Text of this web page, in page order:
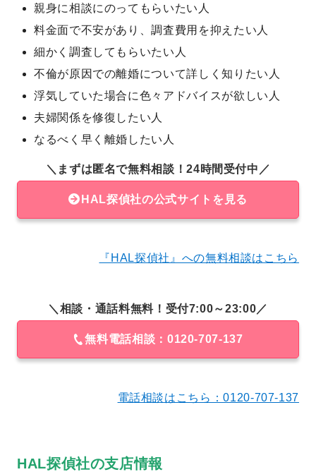
親身に相談にのってもらいたい人
料金面で不安があり、調査費用を抑えたい人
細かく調査してもらいたい人
不倫が原因での離婚について詳しく知りたい人
浮気していた場合に色々アドバイスが欲しい人
夫婦関係を修復したい人
なるべく早く離婚したい人
＼まずは匿名で無料相談！24時間受付中／
HAL探偵社の公式サイトを見る
『HAL探偵社』への無料相談はこちら
＼相談・通話料無料！受付7:00～23:00／
無料電話相談：0120-707-137
電話相談はこちら：0120-707-137
HAL探偵社の支店情報